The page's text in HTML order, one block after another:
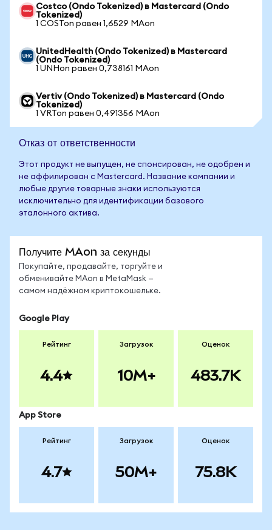
Costco (Ondo Tokenized) в Mastercard (Ondo
Tokenized)
1 COSTon равен 1,6529 MAon
UnitedHealth (Ondo Tokenized) в Mastercard
(Ondo Tokenized)
1 UNHon равен 0,738161 MAon
Vertiv (Ondo Tokenized) в Mastercard (Ondo
Tokenized)
1 VRTon равен 0,491356 MAon
Отказ от ответственности
Этот продукт не выпущен, не спонсирован, не одобрен и
не аффилирован с Mastercard. Название компании и
любые другие товарные знаки используются
исключительно для идентификации базового
эталонного актива.
Получите MAon за секунды
Покупайте, продавайте, торгуйте и
обменивайте MAon в MetaMask —
самом надёжном криптокошельке.
Google Play
Рейтинг
4.4
Загрузок
10M+
Оценок
483.7K
App Store
Рейтинг
4.7
Загрузок
50M+
Оценок
75.8K